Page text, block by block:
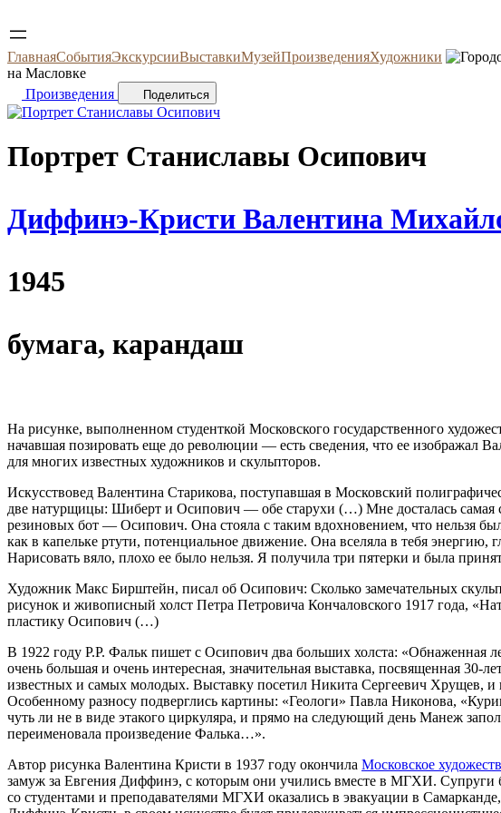
ГлавнаяСобытияЭкскурсииВыставкиМузейПроизведенияХудожники
на Масловке
Произведения
Поделиться
Портрет Станиславы Осипович
Диффинэ-Кристи Валентина
1945
бумага, карандаш
На рисунке, выполненном студенткой Московского государственного
начавшая позировать еще до революции — есть сведения, что ее изображал
для многих известных художников и скульпторов.
Искусствовед Валентина Старикова, поступавшая в Московский
две натурщицы: Шиберт и Осипович — обе старухи (…) Мне досталась
резиновых бот — Осипович. Она стояла с таким вдохновением, что нельзя
как в капельке ртути, потенциальное движение. Она вселяла в тебя
Нарисовать вяло, плохо ее было нельзя. Я получила три пятерки и была
Художник Макс Бирштейн, писал об Осипович: Сколько замечательных
рисунок и живописный холст Петра Петровича Кончаловского 1917 года,
пластику Осипович (…)
В 1922 году Р.Р. Фальк пишет с Осипович два больших холста: «Обнаженная
очень большая и очень интересная, значительная выставка, посвященная
известных и самых молодых. Выставку посетил Никита Сергеевич Хрущев, и
Особенному разносу подверглись картины: «Геологи» Павла Никонова,
чуть ли не в виде этакого циркуляра, и прямо на следующий день Манеж
переименовала произведение Фалька…».
Автор рисунка Валентина Кристи в 1937 году окончила Московское
замуж за Евгения Диффинэ, с которым они учились вместе в МГХИ. Супруги
со студентами и преподавателями МГХИ оказались в эвакуации в